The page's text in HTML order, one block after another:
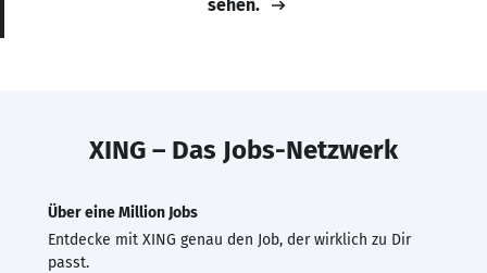
sehen.
XING – Das Jobs-Netzwerk
Über eine Million Jobs
Entdecke mit XING genau den Job, der wirklich zu Dir
passt.